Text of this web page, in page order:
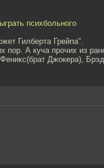
психбольного
Гилберта Грейпа".
пор. А куча прочих из
Джокера),